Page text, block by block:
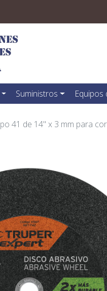
Suministros
41 de 14" x 3 mm para